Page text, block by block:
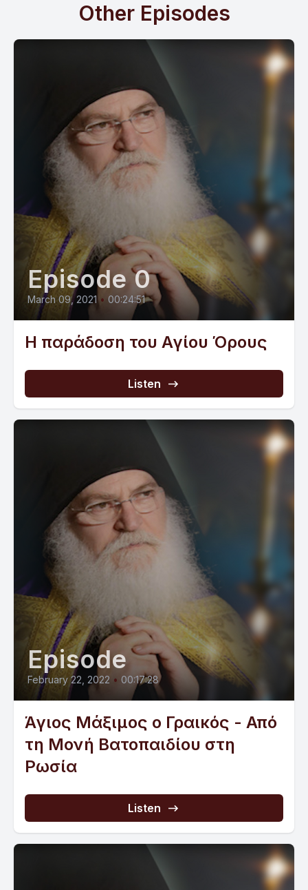
Other Episodes
Episode 0
March 09, 2021 • 00:24:51
Η παράδοση του Αγίου Όρους
Listen
Episode
February 22, 2022 • 00:17:28
Άγιος Μάξιμος ο Γραικός - Από
τη Μονή Βατοπαιδίου στη
Ρωσία
Listen